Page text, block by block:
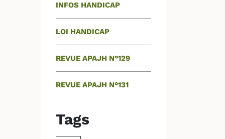
INFOS HANDICAP
LOI HANDICAP
REVUE APAJH N°129
REVUE APAJH N°131
Tags